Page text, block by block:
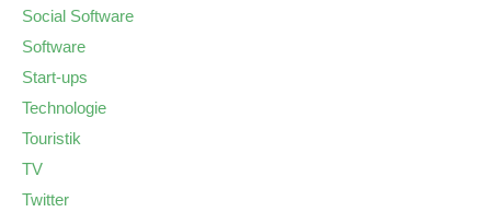
Social Software
Software
Start-ups
Technologie
Touristik
TV
Twitter